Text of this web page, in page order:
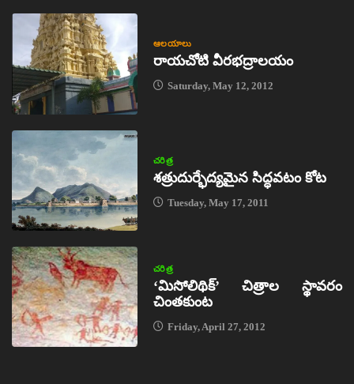
ఆలయాలు
రాయచోటి వీరభద్రాలయం
Saturday, May 12, 2012
చరిత్ర
శత్రుదుర్భేద్యమైన సిద్ధవటం కోట
Tuesday, May 17, 2011
చరిత్ర
‘మిసోలిథిక్‌’ చిత్రాల స్థావరం
చింతకుంట
Friday, April 27, 2012